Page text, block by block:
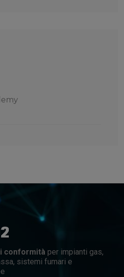
conformità per impianti gas,
sistemi fumari e